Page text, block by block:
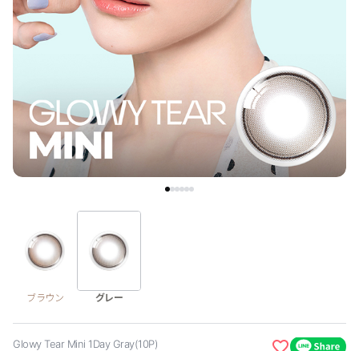
グレー
ヘーゼル
グリーン
ピンク
ハロウィンカラコン
ケア用品
EYEしてる
総合掲示板
カスタマーサービス
ブラウン グレー
Glowy Tear Mini 1Day Gray(10P)